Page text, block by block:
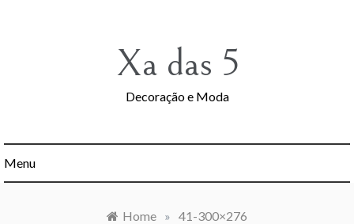
Xa das 5
Decoração e Moda
Menu
Home » 41-300×276